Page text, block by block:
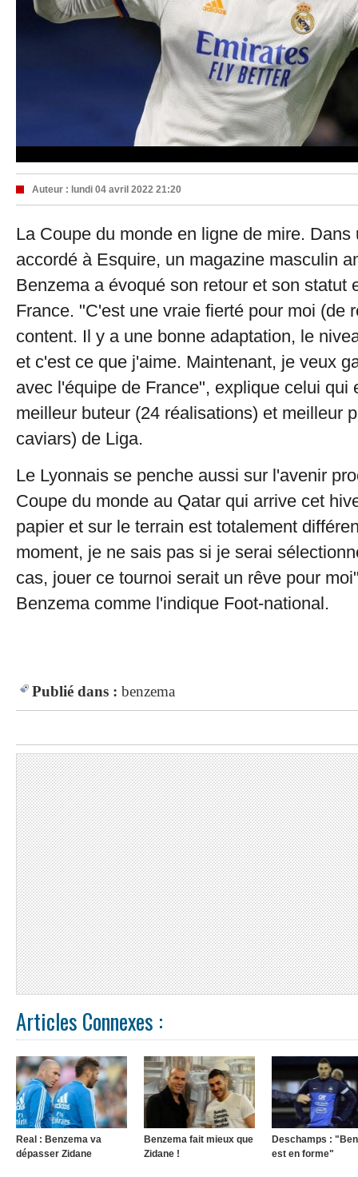
Auteur : lundi 04 avril 2022 21:20
La Coupe du monde en ligne de mire. Dans
accordé à Esquire, un magazine masculin
Benzema a évoqué son retour et son statut
France. "C'est une vraie fierté pour moi (de
content. Il y a une bonne adaptation, le
et c'est ce que j'aime. Maintenant, je veux
avec l'équipe de France", explique celui qui
meilleur buteur (24 réalisations) et meilleur
caviars) de Liga.
Le Lyonnais se penche aussi sur l'avenir
Coupe du monde au Qatar qui arrive cet
papier et sur le terrain est totalement
moment, je ne sais pas si je serai
cas, jouer ce tournoi serait un rêve pour
Benzema comme l'indique Foot-national.
Publié dans : benzema
Articles Connexes :
Real : Benzema va
dépasser Zidane
Benzema fait mieux que
Zidane !
Deschamps :
est en forme"